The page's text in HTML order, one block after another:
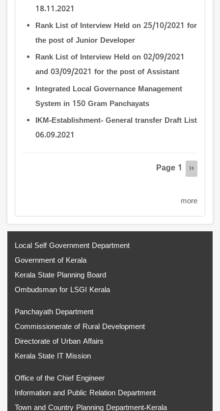
18.11.2021
Rank List of Interview Held on 25/10/2021 for
the post of Junior Developer
Rank List of Interview Held on 02/09/2021
and 03/09/2021 for the post of Assistant
Integrated Local Governance Management
System in 150 Gram Panchayats
IKM-Establishment- General transfer Draft List
06.09.2021
Page 1
Next
››
more
Local Self Government Department
Government of Kerala
Kerala State Planning Board
Ombudsman for LSGI Kerala
Panchayath Department
Commissionerate of Rural Development
Directorate of Urban Affairs
Kerala State IT Mission
Office of the Chief Engineer
Information and Public Relation Department
Town and Country Planning Department-Kerala